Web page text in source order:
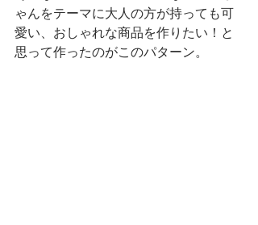
ゃんをテーマに大人の方が持っても可
愛い、おしゃれな商品を作りたい！と
思って作ったのがこのパターン。